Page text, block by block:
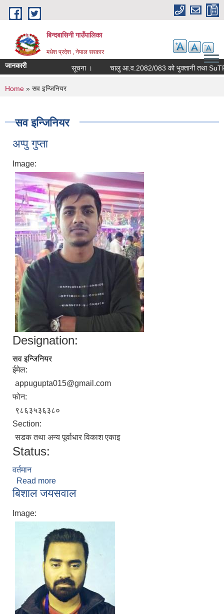
Skip to main content
बिन्दबासिनी गाउँपालिका
मधेश प्रदेश , नेपाल सरकार
जानकारी सूचना ।
You are here
Home » सव इन्जिनियर
सव इन्जिनियर
अप्पु गुप्ता
Image:
Designation:
सव इन्जिनियर
ईमेल:
appugupta015@gmail.com
फोन:
९८६३५३६३८०
Section:
सडक तथा अन्य पूर्वाधार विकाश एकाइ
Status:
वर्तमान
Read more
बिशाल जयसवाल
Image: